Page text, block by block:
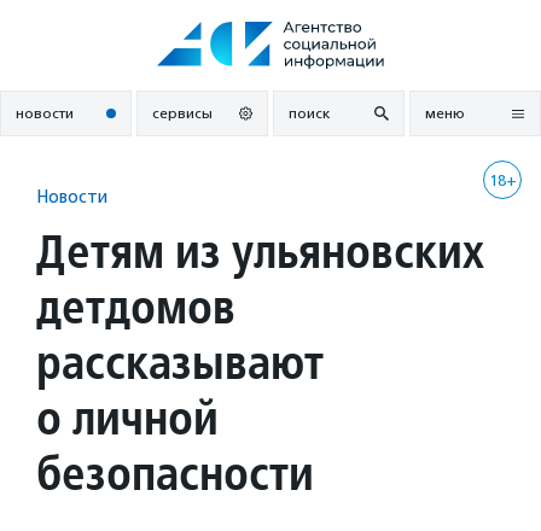
новости сервисы поиск меню
18+
Новости
Детям из ульяновских
детдомов
рассказывают
о личной
безопасности